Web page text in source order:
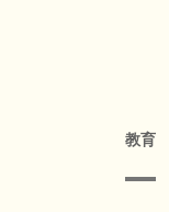
教育